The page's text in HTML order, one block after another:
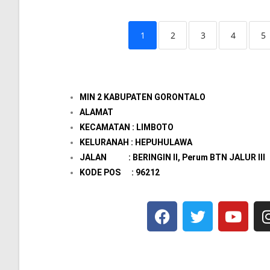
1 2 3 4 5
MIN 2 KABUPATEN GORONTALO
ALAMAT
KECAMATAN : LIMBOTO
KELURANAH : HEPUHULAWA
JALAN : BERINGIN II, Perum BTN JALUR III
KODE POS : 96212